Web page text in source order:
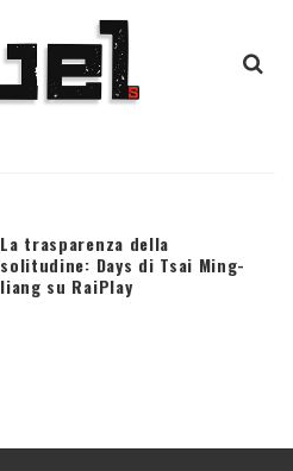
La trasparenza della
solitudine: Days di Tsai Ming-
liang su RaiPlay